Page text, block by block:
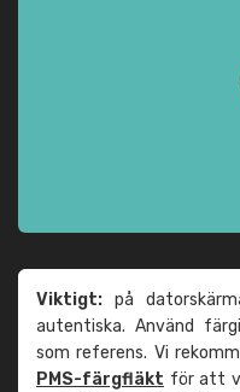
Viktigt: på
autentiska. Använd
som referens. Vi
PMS-färgfläkt för att